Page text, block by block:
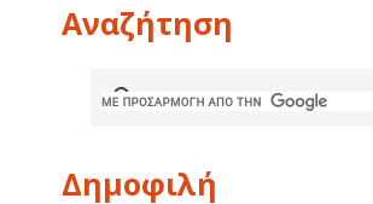
Αναζήτηση
Δημοφιλή